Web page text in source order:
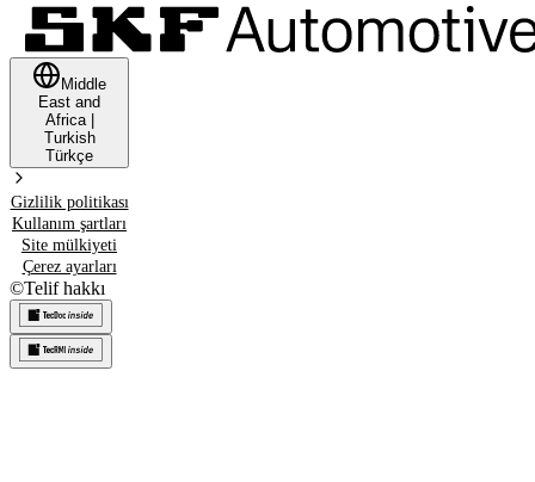
Middle
East and
Africa|
Turkish
Türkçe
Gizlilik politikası
Kullanım şartları
Site mülkiyeti
Çerez ayarları
©Telif hakkı